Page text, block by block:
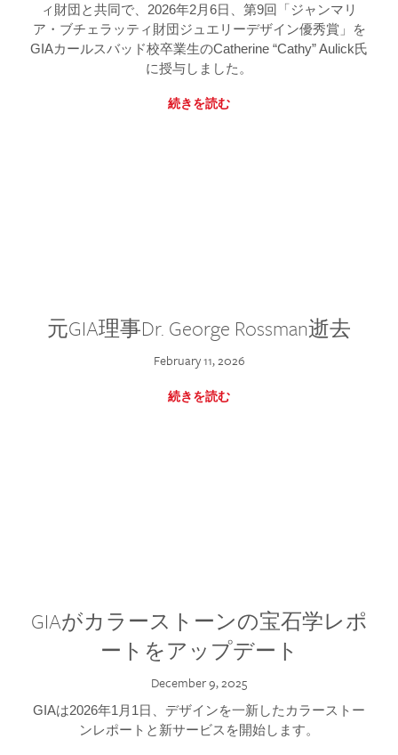
ィ財団と共同で、2026年2月6日、第9回「ジャンマリ
ア・ブチェラッティ財団ジュエリーデザイン優秀賞」を
GIAカールスバッド校卒業生のCatherine “Cathy” Aulick氏
に授与しました。
続きを読む
元GIA理事Dr. George Rossman逝去
February 11, 2026
続きを読む
GIAがカラーストーンの宝石学レポ
ートをアップデート
December 9, 2025
GIAは2026年1月1日、デザインを一新したカラーストー
ンレポートと新サービスを開始します。